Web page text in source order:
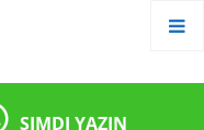
ŞIMDI YAZIN